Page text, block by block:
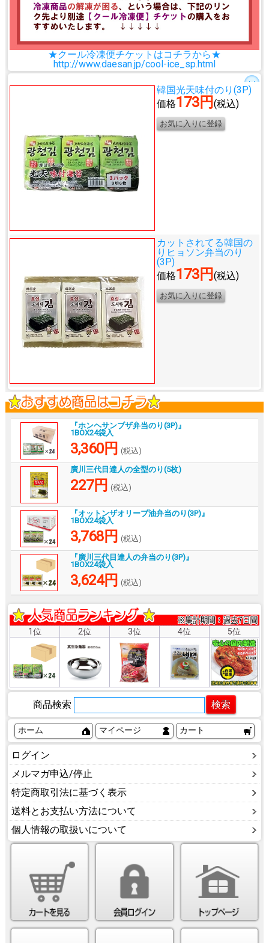
★クール冷凍便チケットはコチラから★
http://www.daesan.jp/cool-ice_sp.html
韓国光天味付のり(3P)
価格173円 (税込)
カットされてる韓国の
り ヒョソン弁当のり
(3P)
価格173円 (税込)
『ホンヘサンブザ弁当のり(3P)』
1BOX24袋入
3,360円 (税込)
廣川三代目達人の全型のり(5枚)
227円 (税込)
『オットンザオリーブ油弁当のり(3P)』
1BOX24袋入
3,768円 (税込)
『廣川三代目達人の弁当のり(3P)』
1BOX24袋入
3,624円 (税込)
1位 2位 3位 4位 5位
商品検索
ホーム マイページ カート
ログイン
メルマガ申込/停止
特定商取引法に基づく表示
送料とお支払い方法について
個人情報の取扱いについて